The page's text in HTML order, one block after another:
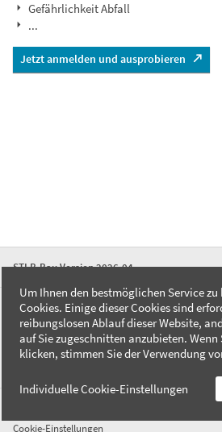
Gefährlichkeit Abfall
...
Jetzt anmelden und ausprobieren
STLB-Bau Version 2026-04
FAQ
Kontakt
Datenschutzerklärung
Cookie-Einstellungen
Um Ihnen den bestmöglichen Service
Cookies. Einige dieser Cookies sind
reibungslosen Ablauf dieser Website,
auf Sie zugeschnitten anzubieten. Wenn
klicken, stimmen Sie der Verwendung
Individuelle Cookie-Einstellungen